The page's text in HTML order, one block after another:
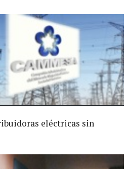
eléctricas sin